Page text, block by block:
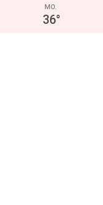
MO.
36°